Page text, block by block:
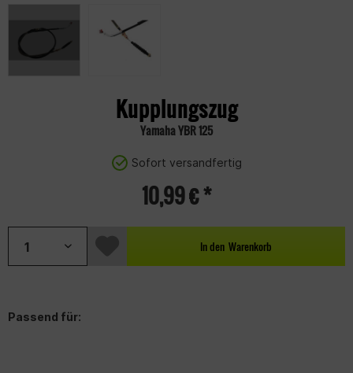
Kupplungszug
Yamaha YBR 125
Sofort versandfertig
10,99 € *
In den Warenkorb
Passend für: